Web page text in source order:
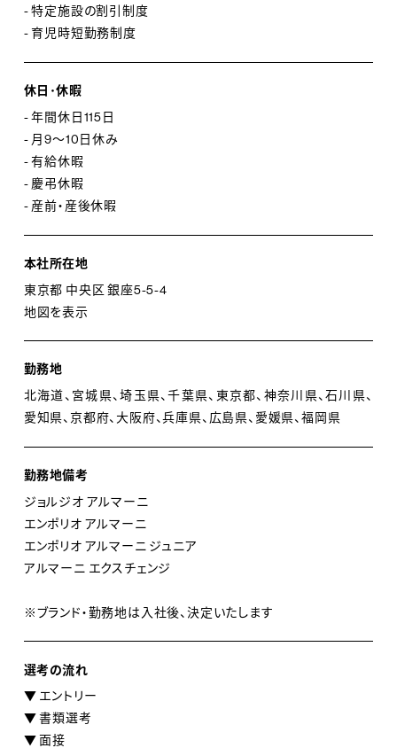
基本を学び、今後の担っていく役割やアルマーニでの取り
組みについて知識を深めます。
・セルフリーダーシップ研修・・・セルフリーダーシップの
理解や、リーダーとして後輩上司との関係構築について
学びます。
・Armani People Value・・・入社5年目～10年目を対象
に、幅広い視点での業務の効率と効果をチームで考え、
組織における提案プロセスを6か月間で体得します。
・各ブランドでの研修・・・ブランドごとに特化した内容で
様々な研修がございます。アルマーニプロダクトの特徴や
ストーリーテリング、ジュエリー・時計の知識や販売スキ
ル等学びます。
※ 他にも様々な研修を実施しており、社員の成長とキャ
リアアップをサポートしています。
- 特定施設の割引制度
- 育児時短勤務制度
休日･休暇
- 年間休日115日
- 月9～10日休み
- 有給休暇
- 慶弔休暇
- 産前・産後休暇
本社所在地
東京都 中央区 銀座5-5-4
地図を表示
勤務地
北海道、宮城県、埼玉県、千葉県、東京都、神奈川県、石川県、
愛知県、京都府、大阪府、兵庫県、広島県、愛媛県、福岡県
勤務地備考
ジョルジオ アルマーニ
エンポリオ アルマーニ
エンポリオ アルマーニ ジュニア
アルマーニ エクスチェンジ
※ブランド・勤務地は入社後、決定いたします
選考の流れ
▼ エントリー
▼ 書類選考
▼ 面接